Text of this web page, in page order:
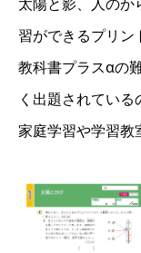
習ができるプリン
教科書プラスαの
く出題されている
家庭学習や学習教